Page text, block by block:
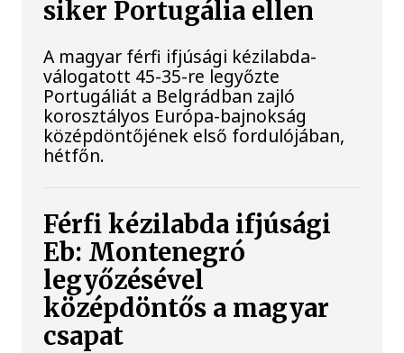
siker Portugália ellen
A magyar férfi ifjúsági kézilabda-
válogatott 45-35-re legyőzte
Portugáliát a Belgrádban zajló
korosztályos Európa-bajnokság
középdöntőjének első fordulójában,
hétfőn.
Férfi kézilabda ifjúsági
Eb: Montenegró
legyőzésével
középdöntős a magyar
csapat